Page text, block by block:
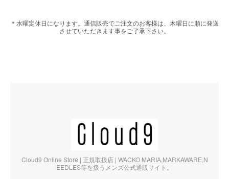
＊水曜定休日になります。通信販売でご注文のお客様は、木曜日に順に発送
させていただきます事をご了承下さい。
Cloud9 Online Store | 正規取扱店 | WACKO MARIA,MARKAWARE,N
EEDLES等を扱うメンズ公式通販サイト。